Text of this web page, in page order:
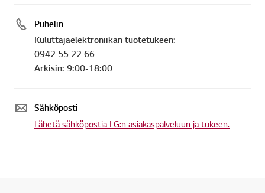
Puhelin
Kuluttajaelektroniikan tuotetukeen:
0942 55 22 66
Arkisin: 9:00-18:00
Sähköposti
Lähetä sähköpostia LG:n asiakaspalveluun ja tukeen.